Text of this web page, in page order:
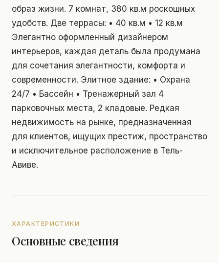
образ жизни. 7 комнат, 380 кв.м роскошных
удобств. Две террасы: • 40 кв.м • 12 кв.м
Элегантно оформленный дизайнером
интерьеров, каждая деталь была продумана
для сочетания элегантности, комфорта и
современности. Элитное здание: • Охрана
24/7 • Бассейн • Тренажерный зал 4
парковочных места, 2 кладовые. Редкая
недвижимость на рынке, предназначенная
для клиентов, ищущих престиж, пространство
и исключительное расположение в Тель-
Авиве.
ХАРАКТЕРИСТИКИ
Основные сведения